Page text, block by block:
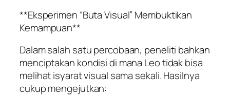
**Eksperimen “Buta Visual” Membuktikan
Kemampuan**
Dalam salah satu percobaan, peneliti bahkan
menciptakan kondisi di mana Leo tidak bisa
melihat isyarat visual sama sekali. Hasilnya
cukup mengejutkan: